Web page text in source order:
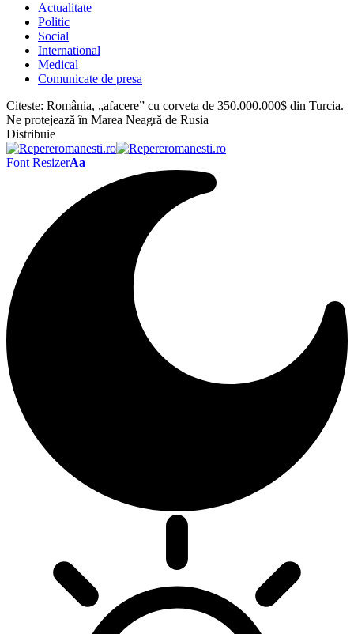
Actualitate
Politic
Social
International
Medical
Comunicate de presa
Citeste: România, „afacere” cu corveta de 350.000.000$ din Turcia.
Ne protejează în Marea Neagră de Rusia
Distribuie
Font ResizerAa